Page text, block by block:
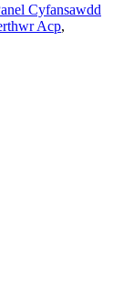
Cyfansawdd
Acp,